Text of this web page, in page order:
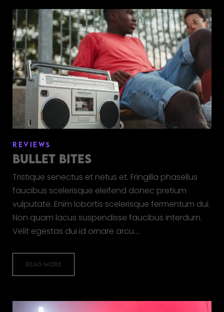
REVIEWS
BULLET BITES
Tristique senectus et netus et. Fringilla phasellus
faucibus scelerisque eleifend donec pretium
vulputate. Enim lobortis scelerisque fermentum dui.
Non quam lacus suspendisse faucibus interdum.
Velit egestas dui id ornare arcu.…
READ MORE